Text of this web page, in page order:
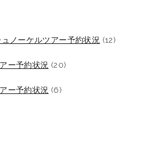
ノーケルツアー予約状況 (12)
ー予約状況 (20)
ー予約状況 (6)